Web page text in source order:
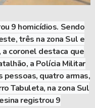
9 homicídios. Sendo
três na zona Sul e
a coronel destaca que
a Polícia Militar
pessoas, quatro armas,
Tabuleta, na zona Sul
registrou 9